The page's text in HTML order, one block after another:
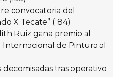
convocatoria del
X Tecate” (184)
Ruiz gana premio al
de Pintura al
tras operativo